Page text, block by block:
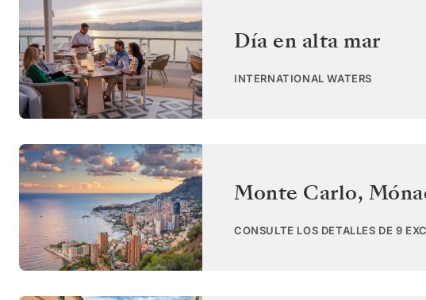
Día en alta mar
INTERNATIONAL WATERS
Monte Carlo,
CONSULTE LOS DETALLES DE 9